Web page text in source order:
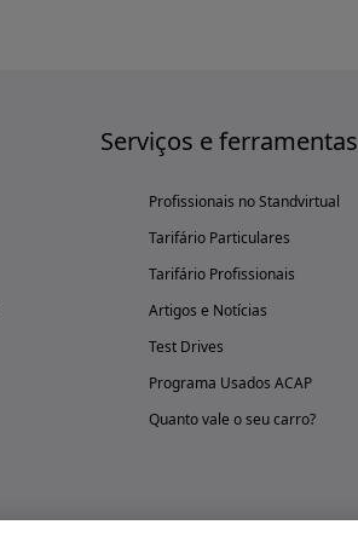
Serviços e ferramentas
Profissionais no Standvirtual
Tarifário Particulares
Tarifário Profissionais
Artigos e Notícias
Test Drives
Programa Usados ACAP
Quanto vale o seu carro?